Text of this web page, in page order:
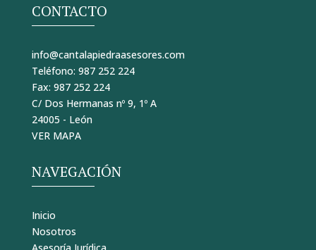
CONTACTO
info@cantalapiedraasesores.com
Teléfono: 987 252 224
Fax: 987 252 224
C/ Dos Hermanas nº 9, 1º A
24005 - León
VER MAPA
NAVEGACIÓN
Inicio
Nosotros